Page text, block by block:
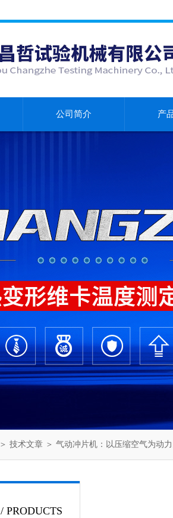
公司简介 产
＞ 技术文章 ＞ 气动冲片机：以压缩空气为动
/ PRODUCTS